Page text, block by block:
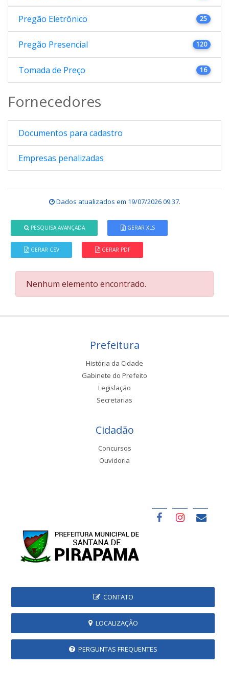
Pregão Eletrônico 25
Pregão Presencial 120
Tomada de Preço 16
Fornecedores
Documentos para cadastro
Empresas penalizadas
Dados atualizados em 19/07/2026 09:37.
PESQUISA AVANÇADA GERAR XLS
GERAR CSV GERAR PDF
Nenhum elemento encontrado.
Prefeitura
História da Cidade
Gabinete do Prefeito
Legislação
Secretarias
Cidadão
Concursos
Ouvidoria
CONTATO
LOCALIZAÇÃO
PERGUNTAS FREQUENTES